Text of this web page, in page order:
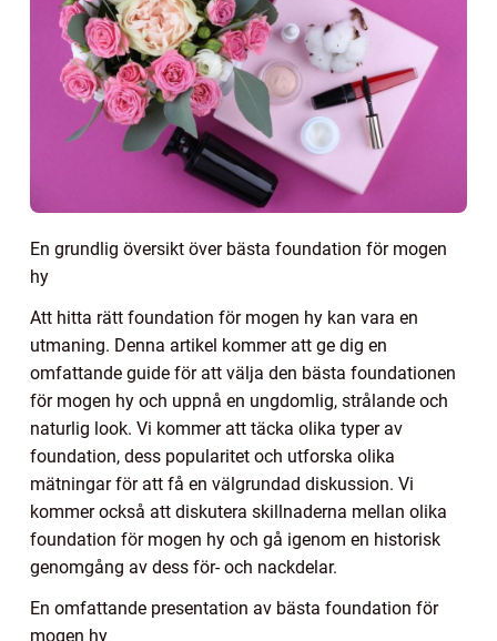
En grundlig översikt över bästa foundation för mogen
hy
Att hitta rätt foundation för mogen hy kan vara en
utmaning. Denna artikel kommer att ge dig en
omfattande guide för att välja den bästa foundationen
för mogen hy och uppnå en ungdomlig, strålande och
naturlig look. Vi kommer att täcka olika typer av
foundation, dess popularitet och utforska olika
mätningar för att få en välgrundad diskussion. Vi
kommer också att diskutera skillnaderna mellan olika
foundation för mogen hy och gå igenom en historisk
genomgång av dess för- och nackdelar.
En omfattande presentation av bästa foundation för
mogen hy